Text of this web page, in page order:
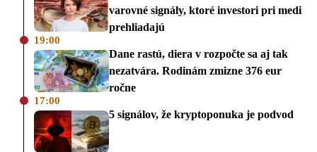
varovné signály, ktoré investori pri medi
prehliadajú
19:00
Dane rastú, diera v rozpočte sa aj tak
nezatvára. Rodinám zmizne 376 eur
ročne
17:00
5 signálov, že kryptoponuka je podvod